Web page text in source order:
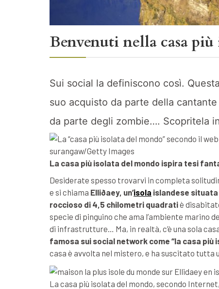
Benvenuti nella casa
Sui social la definiscono così.
suo acquisto da parte della
da parte degli zombie…. Scopritela
surangaw/Getty Images
La casa più isolata del mondo ispira tesi
Desiderate spesso trovarvi in completa
e si chiama Elliðaey, un’isola islandese situata
roccioso di 4,5 chilometri quadratiè
specie di pinguino che ama l’ambiente marino
di infrastrutture… Ma, in realtà, c’è una sola
famosa sui social network come “la casa più
casa è avvolta nel mistero, e ha suscitato tutta
La casa più isolata del mondo, secondo